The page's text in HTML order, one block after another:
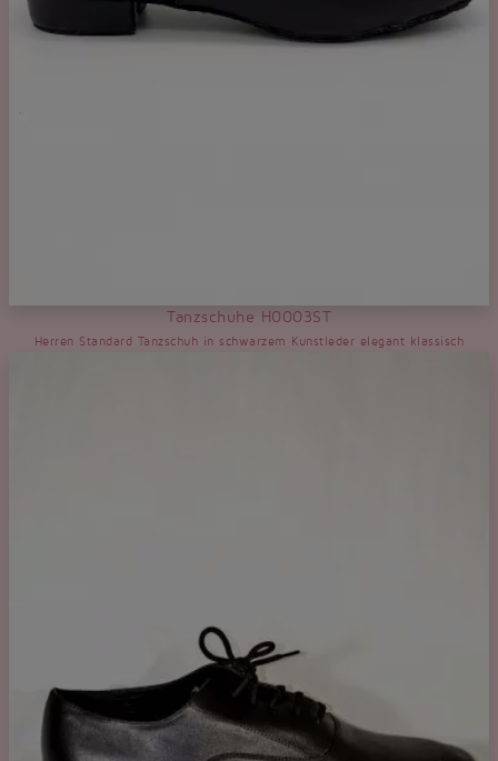
Tanzschuhe H0003ST
Herren Standard Tanzschuh in schwarzem Kunstleder elegant klassisch